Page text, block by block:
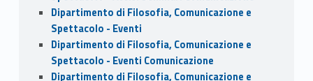
Dipartimento di Filosofia, Comunicazione e
Spettacolo - Eventi
Dipartimento di Filosofia, Comunicazione e
Spettacolo - Eventi Comunicazione
Dipartimento di Filosofia, Comunicazione e